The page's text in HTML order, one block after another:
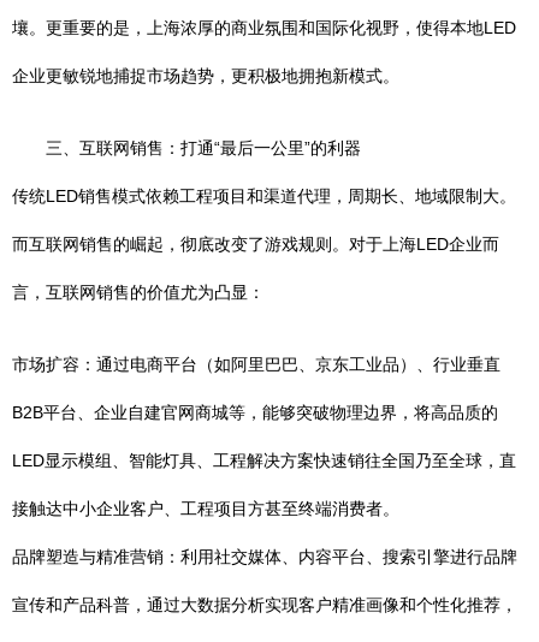
壤。更重要的是，上海浓厚的商业氛围和国际化视野，使得本地LED
企业更敏锐地捕捉市场趋势，更积极地拥抱新模式。
三、互联网销售：打通“最后一公里”的利器
传统LED销售模式依赖工程项目和渠道代理，周期长、地域限制大。
而互联网销售的崛起，彻底改变了游戏规则。对于上海LED企业而
言，互联网销售的价值尤为凸显：
市场扩容：通过电商平台（如阿里巴巴、京东工业品）、行业垂直
B2B平台、企业自建官网商城等，能够突破物理边界，将高品质的
LED显示模组、智能灯具、工程解决方案快速销往全国乃至全球，直
接触达中小企业客户、工程项目方甚至终端消费者。
品牌塑造与精准营销：利用社交媒体、内容平台、搜索引擎进行品牌
宣传和产品科普，通过大数据分析实现客户精准画像和个性化推荐，